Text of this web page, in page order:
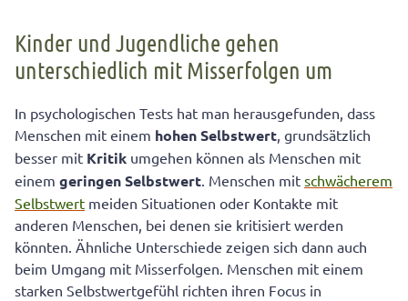
Kinder und Jugendliche gehen
unterschiedlich mit Misserfolgen um
In psychologischen Tests hat man herausgefunden, dass
Menschen mit einem hohen Selbstwert, grundsätzlich
besser mit Kritik umgehen können als Menschen mit
einem geringen Selbstwert. Menschen mit schwächerem
Selbstwert meiden Situationen oder Kontakte mit
anderen Menschen, bei denen sie kritisiert werden
könnten. Ähnliche Unterschiede zeigen sich dann auch
beim Umgang mit Misserfolgen. Menschen mit einem
starken Selbstwertgefühl richten ihren Focus in